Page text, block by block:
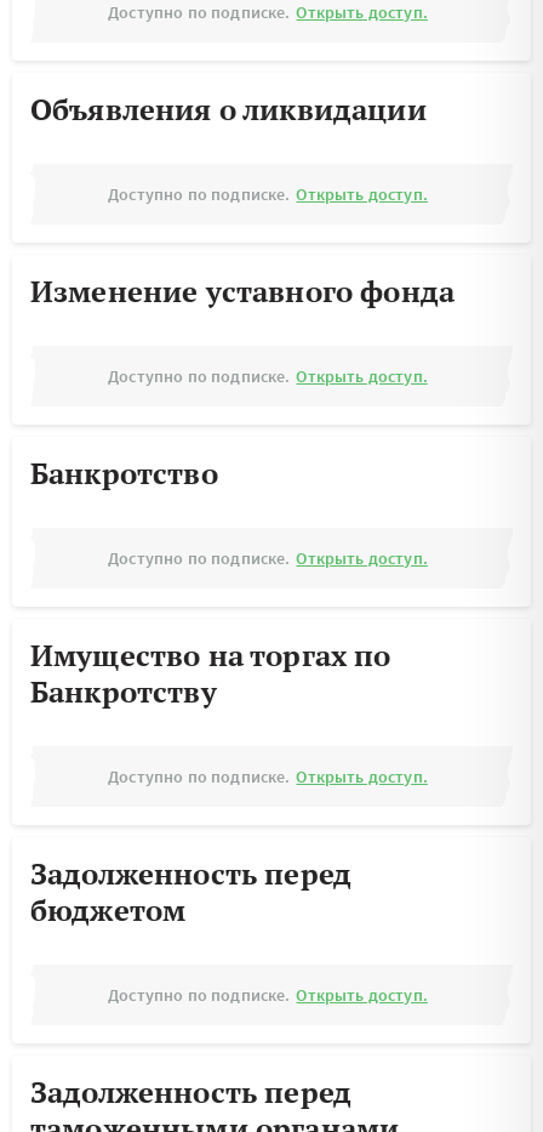
Доступно по подписке. Открыть доступ.
Объявления о ликвидации
Доступно по подписке. Открыть доступ.
Изменение уставного фонда
Доступно по подписке. Открыть доступ.
Банкротство
Доступно по подписке. Открыть доступ.
Имущество на торгах по
Банкротству
Доступно по подписке. Открыть доступ.
Задолженность перед
бюджетом
Доступно по подписке. Открыть доступ.
Задолженность перед